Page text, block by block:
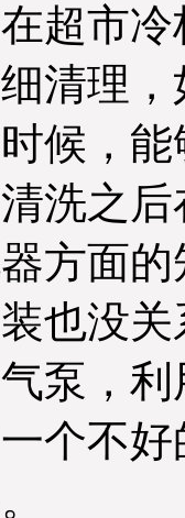
超市
清理
候，
洗之
方面
也没
泵，
个不